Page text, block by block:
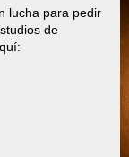
lucha para pedir
de